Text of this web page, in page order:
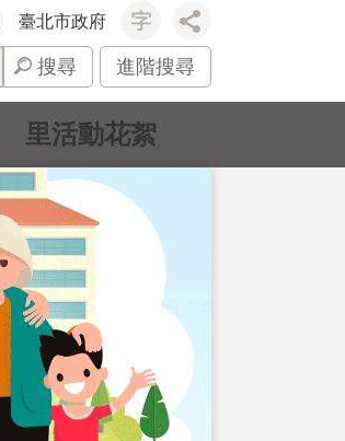
臺北市政府
搜尋 進階搜尋
里活動花絮